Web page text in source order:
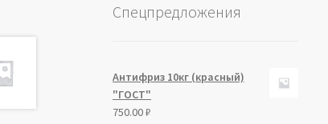
Спецпредложения
Антифриз 10кг (красный)
"ГОСТ"
750.00₽